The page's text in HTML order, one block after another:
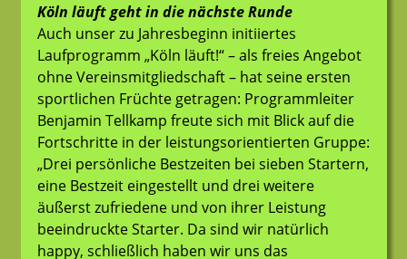
Köln läuft geht in die nächste Runde
Auch unser zu Jahresbeginn initiiertes
Laufprogramm „Köln läuft!“ – als freies Angebot
ohne Vereinsmitgliedschaft – hat seine ersten
sportlichen Früchte getragen: Programmleiter
Benjamin Tellkamp freute sich mit Blick auf die
Fortschritte in der leistungsorientierten Gruppe:
„Drei persönliche Bestzeiten bei sieben Startern,
eine Bestzeit eingestellt und drei weitere
äußerst zufriedene und von ihrer Leistung
beeindruckte Starter. Da sind wir natürlich
happy, schließlich haben wir uns das